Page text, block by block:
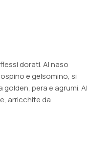
dorati. Al naso
e gelsomino, si
pera e agrumi. Al
arricchite da